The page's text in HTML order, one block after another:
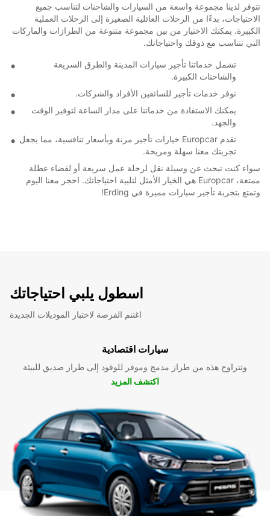
تتوفر لدينا مجموعة واسعة من السيارات والشاحنات لتناسب جميع
الاحتياجات، بدءًا من الرحلات العائلية الصغيرة إلى الرحلات العملية
الكبيرة. يمكنك الاختيار من بين مجموعة متنوعة من الطرازات والماركات
التي تتناسب مع ذوقك واحتياجاتك.
تشمل خدماتنا تأجير سيارات المدينة والطرق السريعة
والشاحنات الكبيرة.
نوفر خدمات تأجير للسائقين الأفراد والشركات.
يمكنك الاستفادة من خدماتنا على مدار الساعة لتوفير الوقت
والجهد.
تقدم Europcar خيارات تأجير مرنة وبأسعار تنافسية، مما يجعل
تجربتك معنا سهلة ومريحة.
سواء كنت تبحث عن وسيلة نقل لرحلة عمل سريعة أو لقضاء عطلة
ممتعة، Europcar هي الخيار الأمثل لتلبية احتياجاتك. احجز معنا اليوم
وتمتع بتجربة تأجير سيارات مميزة في Erding!
اسطول يلبي احتياجاتك
اغتنم الفرصة لاختبار الموديلات الجديدة
سيارات اقتصادية
وتتراوح هذه من طراز مدمج وموفر للوقود إلى طراز صديق للبيئة
اكتشف المزيد